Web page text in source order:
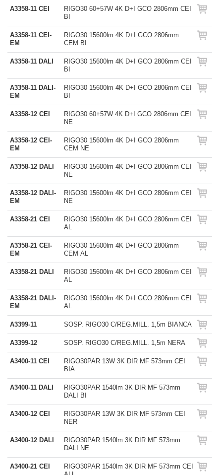
A3358-11 CEI
RIGO30 60+57W 4K D+I GCO 2806mm CEI
BI
A3358-11 CEI-
EM
RIGO30 15600lm 4K D+I GCO 2806mm
CEM BI
A3358-11 DALI
RIGO30 15600lm 4K D+I GCO 2806mm CEI
BI
A3358-11 DALI-
EM
RIGO30 15600lm 4K D+I GCO 2806mm CEI
BI
A3358-12 CEI
RIGO30 60+57W 4K D+I GCO 2806mm CEI
NE
A3358-12 CEI-
EM
RIGO30 15600lm 4K D+I GCO 2806mm
CEM NE
A3358-12 DALI
RIGO30 15600lm 4K D+I GCO 2806mm CEI
NE
A3358-12 DALI-
EM
RIGO30 15600lm 4K D+I GCO 2806mm CEI
NE
A3358-21 CEI
RIGO30 15600lm 4K D+I GCO 2806mm CEI
AL
A3358-21 CEI-
EM
RIGO30 15600lm 4K D+I GCO 2806mm
CEM AL
A3358-21 DALI
RIGO30 15600lm 4K D+I GCO 2806mm CEI
AL
A3358-21 DALI-
EM
RIGO30 15600lm 4K D+I GCO 2806mm CEI
AL
A3399-11 SOSP. RIGO30 C/REG.MILL. 1,5m BIANCA
A3399-12 SOSP. RIGO30 C/REG.MILL. 1,5m NERA
A3400-11 CEI
RIGO30PAR 13W 3K DIR MF 573mm CEI
BIA
A3400-11 DALI
RIGO30PAR 1540lm 3K DIR MF 573mm
DALI BI
A3400-12 CEI
RIGO30PAR 13W 3K DIR MF 573mm CEI
NER
A3400-12 DALI
RIGO30PAR 1540lm 3K DIR MF 573mm
DALI NE
A3400-21 CEI
RIGO30PAR 1540lm 3K DIR MF 573mm CEI